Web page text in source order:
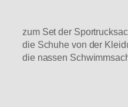
zum Set der
die Schuhe von der
die nassen